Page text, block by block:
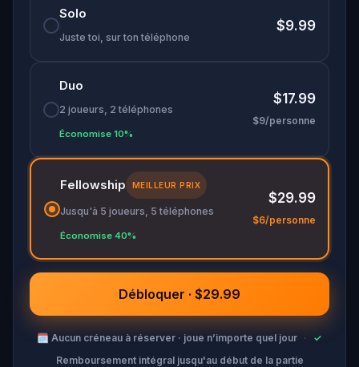
Solo
Juste toi, sur ton téléphone
$9.99
Duo
2 joueurs, 2 téléphones
Économise 10%
$17.99
$9/personne
Fellowship MEILLEUR PRIX
Jusqu'à 5 joueurs, 5 téléphones
Économise 40%
$29.99
$6/personne
Débloquer · $29.99
🗓 Aucun créneau à réserver · joue n’importe quel jour ·
✓
Remboursement intégral jusqu'au début de la partie